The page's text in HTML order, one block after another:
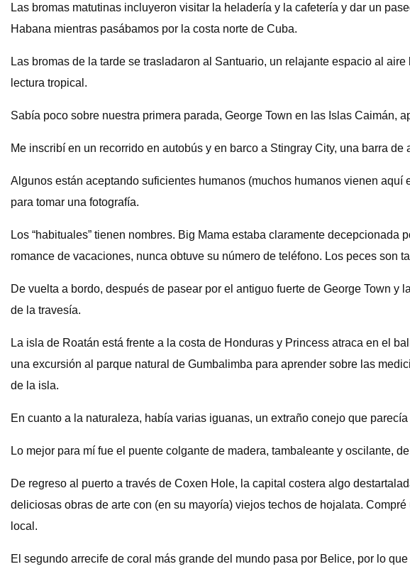
Las bromas matutinas incluyeron visitar la heladería y la cafetería y dar un
Habana mientras pasábamos por la costa norte de Cuba.
Las bromas de la tarde se trasladaron al Santuario, un relajante espacio al
lectura tropical.
Sabía poco sobre nuestra primera parada, George Town en las Islas Caimán,
Me inscribí en un recorrido en autobús y en barco a Stingray City, una barra
Algunos están aceptando suficientes humanos (muchos humanos vienen
para tomar una fotografía.
Los “habituales” tienen nombres. Big Mama estaba claramente
romance de vacaciones, nunca obtuve su número de teléfono. Los peces son
De vuelta a bordo, después de pasear por el antiguo fuerte de George Town
de la travesía.
La isla de Roatán está frente a la costa de Honduras y Princess atraca en el
una excursión al parque natural de Gumbalimba para aprender sobre las
de la isla.
En cuanto a la naturaleza, había varias iguanas, un extraño conejo que
Lo mejor para mí fue el puente colgante de madera, tambaleante y oscilante,
De regreso al puerto a través de Coxen Hole, la capital costera algo
deliciosas obras de arte con (en su mayoría) viejos techos de hojalata.
local.
El segundo arrecife de coral más grande del mundo pasa por Belice, por lo